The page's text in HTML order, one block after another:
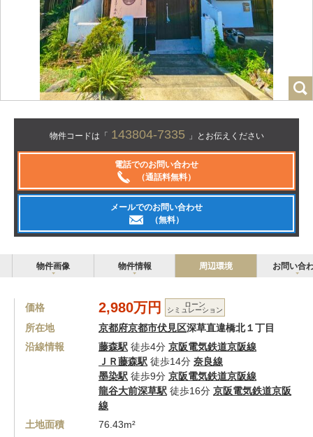
物件コードは「 143804-7335 」とお伝えください
電話でのお問い合わせ
（通話料無料）
メールでのお問い合わせ
（無料）
物件画像 物件情報 周辺環境 お問い合
価格 2,980万円 ローン
シミュレーション
所在地 京都府京都市伏見区深草直違橋北１丁目
沿線情報
藤森駅 徒歩4分 京阪電気鉄道京阪線
ＪＲ藤森駅 徒歩14分 奈良線
墨染駅 徒歩9分 京阪電気鉄道京阪線
龍谷大前深草駅 徒歩16分 京阪電気鉄道京阪
線
土地面積
76.43m²